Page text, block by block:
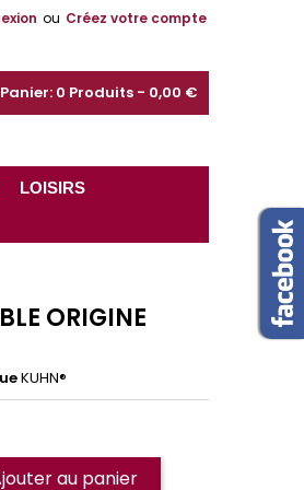
ou Créez votre compte
Panier: 0 Produits - 0,00 €
LOISIRS
ORIGINE
KUHN®
au panier